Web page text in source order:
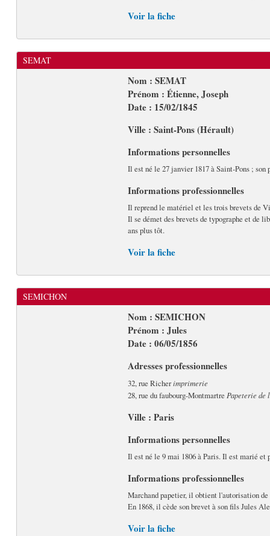
Voir la fiche
SEMAT
Nom : SEMAT
Prénom : Étienne, Joseph
Date : 15/02/1845
Ville : Saint-Pons (Hérault)
Informations personnelles
Il est né le 27 janvier 1817 à Saint-Pons ;
Informations professionnelles
Il reprend le matériel et les trois brevets de
Il se démet des brevets de typographe et de
ans plus tôt.
Voir la fiche
SEMICHON
Nom : SEMICHON
Prénom : Jules
Date : 06/05/1856
Adresses professionnelles
32, rue Richerimprimerie
28, rue du faubourg-Montmartre Papeterie de
Ville : Paris
Informations personnelles
Il est né le 9 mai 1806 à Paris. Il est marié
Informations professionnelles
Marchand papetier, il obtient l'autorisation
En 1868, il cède son brevet à son fils Jules
Voir la fiche